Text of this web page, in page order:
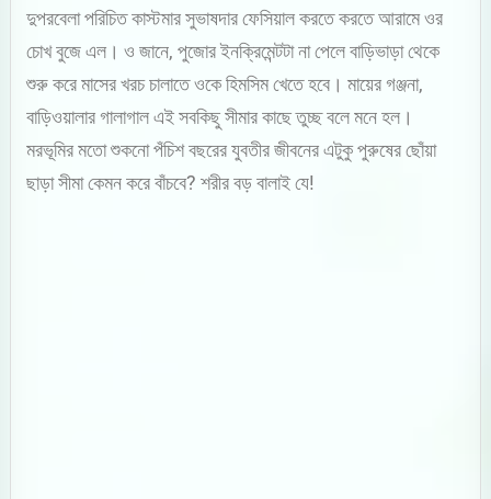
দুপরবেলা পরিচিত কাস্টমার সুভাষদার ফেসিয়াল করতে করতে আরামে ওর
চোখ বুজে এল। ও জানে, পুজোর ইনক্রিমেন্টটা না পেলে বাড়িভাড়া থেকে
শুরু করে মাসের খরচ চালাতে ওকে হিমসিম খেতে হবে। মায়ের গঞ্জনা,
বাড়িওয়ালার গালাগাল এই সবকিছু সীমার কাছে তুচ্ছ বলে মনে হল।
মরভূমির মতো শুকনো পঁচিশ বছরের যুবতীর জীবনের এটুকু পুরুষের ছোঁয়া
ছাড়া সীমা কেমন করে বাঁচবে? শরীর বড় বালাই যে!